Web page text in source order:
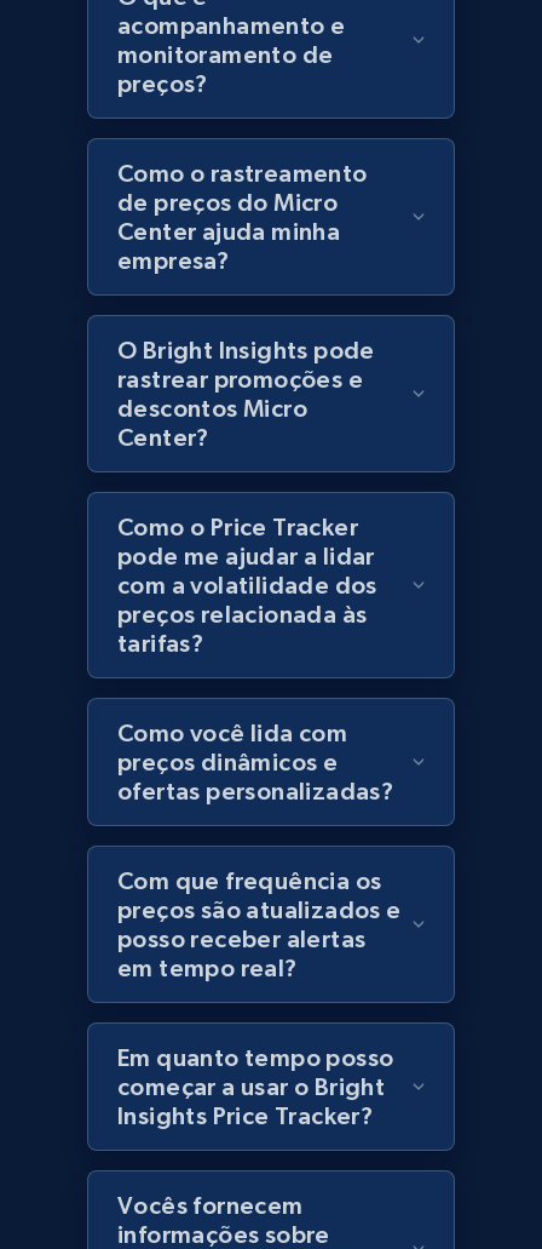
URL, Product id, Title, Product description,
Rating, Reviews count, Initial price, Discount,
and more.
Zara - Products
Zara - Products - discovery by category url
Category id, Product id, Product name, Price,
Currency, Colour code, Colour, Description, and
1.2K+ 208+ Comece agora
Best Buy products
URL, Product id, Title, Images, Final price,
Currency, Discount, Initial price, and more.
1.1K+ 149+ Comece agora
Best Buy products - Collect data on
products using specified keywords
URL, Product id, Title, Images, Final price,
1.1K+ 149+
acompanhamento e
monitoramento de
preços?
Como o rastreamento
de preços do Micro
Center ajuda minha
empresa?
O Bright Insights pode
rastrear promoções e
descontos Micro
Center?
Como o Price Tracker
pode me ajudar a lidar
com a volatilidade dos
preços relacionada às
tarifas?
Como você lida com
preços dinâmicos e
ofertas personalizadas?
Com que frequência os
preços são atualizados e
posso receber alertas
em tempo real?
Em quanto tempo posso
começar a usar o Bright
Insights Price Tracker?
Vocês fornecem
informações sobre